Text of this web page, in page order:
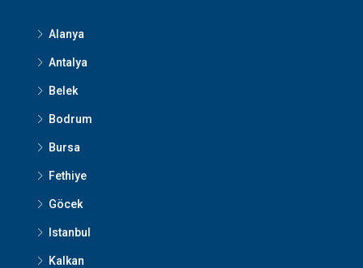
Alanya
Antalya
Belek
Bodrum
Bursa
Fethiye
Göcek
Istanbul
Kalkan